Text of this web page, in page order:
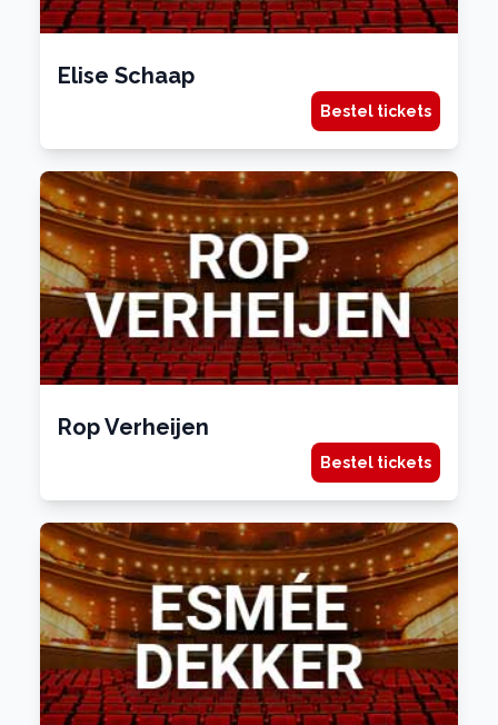
Elise Schaap
Bestel tickets
Rop Verheijen
Bestel tickets